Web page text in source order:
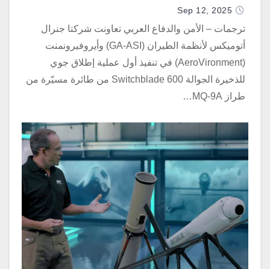
9A” المسيّرةSep 12, 2025
ترجمات – الأمن والدفاع العربي تعاونت شركتا جنرال
أتوميكس لأنظمة الطيران (GA-ASI) وأيروفيرونمنت
(AeroVironment) في تنفيذ أول عملية إطلاق جوي
للذخيرة الجوالة Switchblade 600 من طائرة مسيّرة من
طراز MQ-9A…